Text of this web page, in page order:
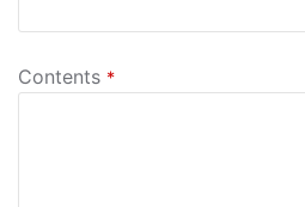
Contents *